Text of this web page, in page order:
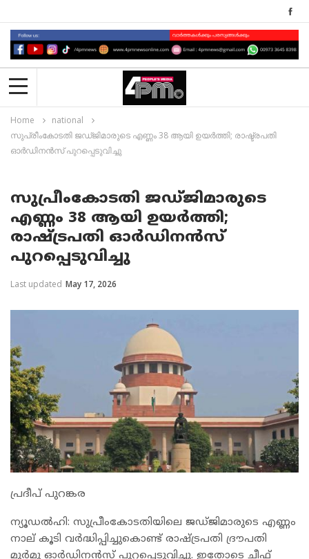
Home
national
സുപ്രീംകോടതി ജഡ്ജിമാരുടെ എണ്ണം 38 ആയി ഉയർത്തി; രാഷ്ട്രപതി
ഓർഡിനൻസ് പുറപ്പെടുവിച്ചു
സുപ്രീംകോടതി ജഡ്ജിമാരുടെ
എണ്ണം 38 ആയി ഉയർത്തി;
രാഷ്ട്രപതി ഓർഡിനൻസ്
പുറപ്പെടുവിച്ചു
Last updated May 17, 2026
പ്രദീപ് പുറങ്കര
ന്യൂഡൽഹി: സുപ്രീംകോടതിയിലെ ജഡ്ജിമാരുടെ എണ്ണം
നാല് കൂടി വർദ്ധിപ്പിച്ചുകൊണ്ട് രാഷ്ട്രപതി ദ്രൗപതി
മുർമു ഓർഡിനൻസ് പുറപ്പെടുവിച്ചു. ഇതോടെ ചീഫ്